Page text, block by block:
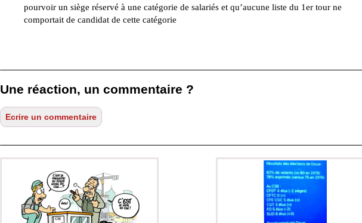
pourvoir un siège réservé à une catégorie de salariés et qu’aucune liste du 1er tour ne
comportait de candidat de cette catégorie
Une réaction, un commentaire ?